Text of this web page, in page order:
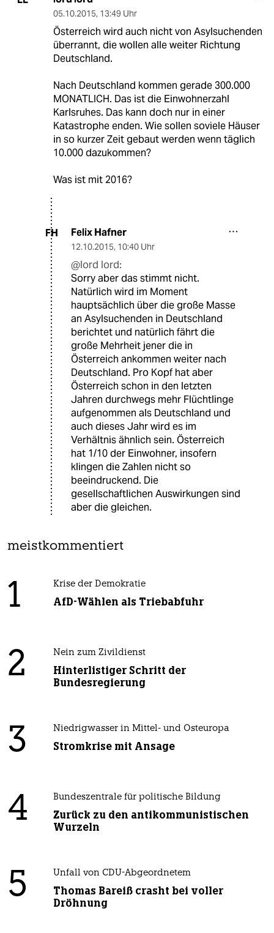
05.10.2015, 13:49 Uhr
Österreich wird auch nicht von Asylsuchenden
überrannt, die wollen alle weiter Richtung
Deutschland.
Nach Deutschland kommen gerade 300.000
MONATLICH. Das ist die Einwohnerzahl
Karlsruhes. Das kann doch nur in einer
Katastrophe enden. Wie sollen soviele Häuser
in so kurzer Zeit gebaut werden wenn täglich
10.000 dazukommen?
Was ist mit 2016?
FH Felix Hafner
12.10.2015, 10:40 Uhr
@lord lord:
Sorry aber das stimmt nicht.
Natürlich wird im Moment
hauptsächlich über die große Masse
an Asylsuchenden in Deutschland
berichtet und natürlich fährt die
große Mehrheit jener die in
Österreich ankommen weiter nach
Deutschland. Pro Kopf hat aber
Österreich schon in den letzten
Jahren durchwegs mehr Flüchtlinge
aufgenommen als Deutschland und
auch dieses Jahr wird es im
Verhältnis ähnlich sein. Österreich
hat 1/10 der Einwohner, insofern
klingen die Zahlen nicht so
beeindruckend. Die
gesellschaftlichen Auswirkungen sind
aber die gleichen.
meistkommentiert
1 Krise der Demokratie
AfD-Wählen als Triebabfuhr
2 Nein zum Zivildienst
Hinterlistiger Schritt der
Bundesregierung
3 Niedrigwasser in Mittel- und Osteuropa
Stromkrise mit Ansage
4 Bundeszentrale für politische Bildung
Zurück zu den antikommunistischen
Wurzeln
5 Unfall von CDU-Abgeordnetem
Thomas Bareiß crasht bei voller
Dröhnung